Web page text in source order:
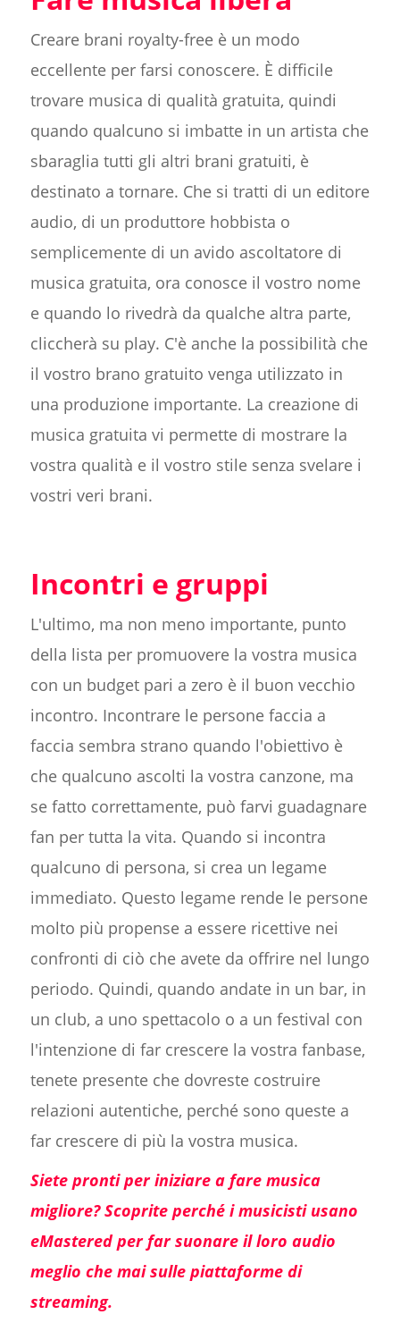
Creare brani royalty-free è un modo
eccellente per farsi conoscere. È difficile
trovare musica di qualità gratuita, quindi
quando qualcuno si imbatte in un artista che
sbaraglia tutti gli altri brani gratuiti, è
destinato a tornare. Che si tratti di un editore
audio, di un produttore hobbista o
semplicemente di un avido ascoltatore di
musica gratuita, ora conosce il vostro nome
e quando lo rivedrà da qualche altra parte,
cliccherà su play. C'è anche la possibilità che
il vostro brano gratuito venga utilizzato in
una produzione importante. La creazione di
musica gratuita vi permette di mostrare la
vostra qualità e il vostro stile senza svelare i
vostri veri brani.
Incontri e gruppi
L'ultimo, ma non meno importante, punto
della lista per promuovere la vostra musica
con un budget pari a zero è il buon vecchio
incontro. Incontrare le persone faccia a
faccia sembra strano quando l'obiettivo è
che qualcuno ascolti la vostra canzone, ma
se fatto correttamente, può farvi guadagnare
fan per tutta la vita. Quando si incontra
qualcuno di persona, si crea un legame
immediato. Questo legame rende le persone
molto più propense a essere ricettive nei
confronti di ciò che avete da offrire nel lungo
periodo. Quindi, quando andate in un bar, in
un club, a uno spettacolo o a un festival con
l'intenzione di far crescere la vostra fanbase,
tenete presente che dovreste costruire
relazioni autentiche, perché sono queste a
far crescere di più la vostra musica.
Siete pronti per iniziare a fare musica
migliore? Scoprite perché i musicisti usano
eMastered per far suonare il loro audio
meglio che mai sulle piattaforme di
streaming.